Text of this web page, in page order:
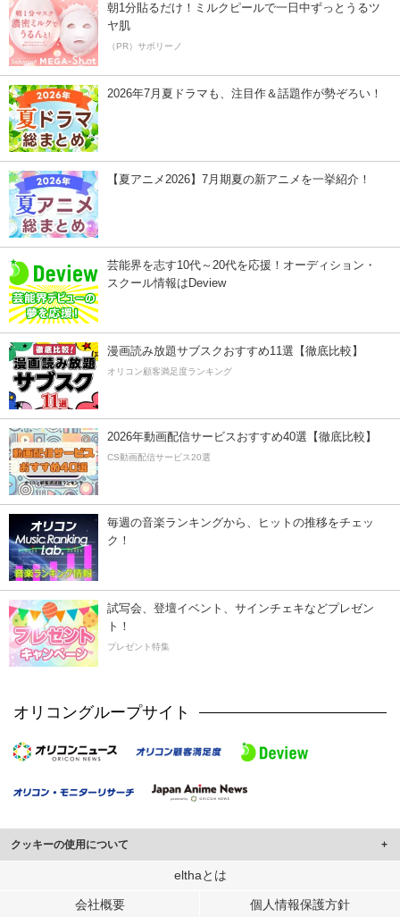
朝1分貼るだけ！ミルクピールで一日中ずっとうるツ
ヤ肌
（PR）サボリーノ
2026年7月夏ドラマも、注目作＆話題作が勢ぞろい！
【夏アニメ2026】7月期夏の新アニメを一挙紹介！
芸能界を志す10代～20代を応援！オーディション・
スクール情報はDeview
漫画読み放題サブスクおすすめ11選【徹底比較】
オリコン顧客満足度ランキング
2026年動画配信サービスおすすめ40選【徹底比較】
CS動画配信サービス20選
毎週の音楽ランキングから、ヒットの推移をチェッ
ク！
試写会、登壇イベント、サインチェキなどプレゼン
ト！
プレゼント特集
オリコングループサイト
クッキーの使用について
このサイトでは Cookie を使用して、ユーザーに合わせたコンテンツや広告の
行っています。
elthaとは
会社概要 個人情報保護方針